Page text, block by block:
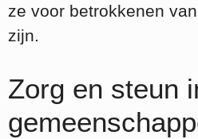
ze voor betrokkenen
zijn.
Zorg en steun